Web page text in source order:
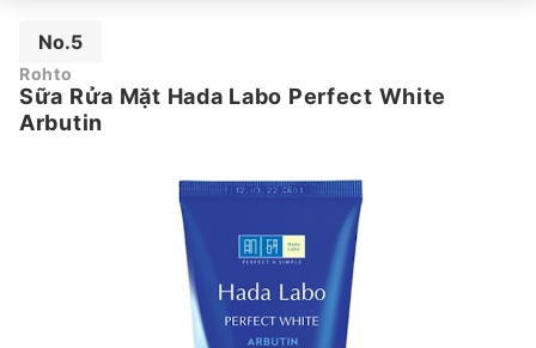
No.5
Rohto
Sữa Rửa Mặt Hada Labo Perfect White
Arbutin